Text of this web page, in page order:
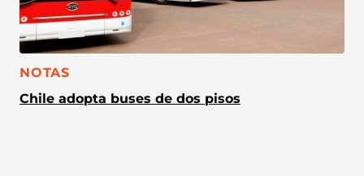
CATEGORÍA:
NOTAS
Chile adopta buses de dos pisos